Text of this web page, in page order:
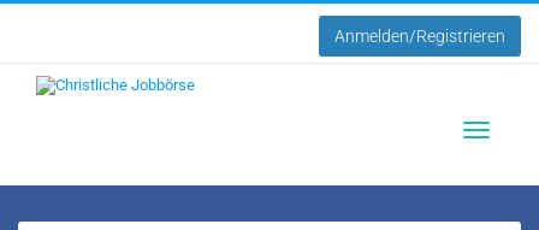
Anmelden/Registrieren